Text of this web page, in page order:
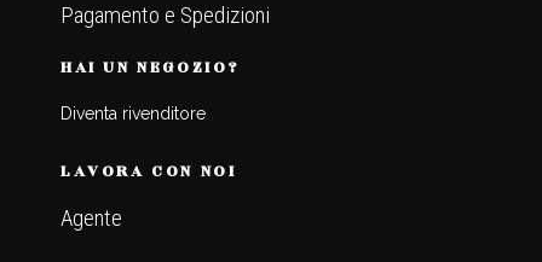
Pagamento e Spedizioni
HAI UN NEGOZIO?
Diventa rivenditore
LAVORA CON NOI
Agente